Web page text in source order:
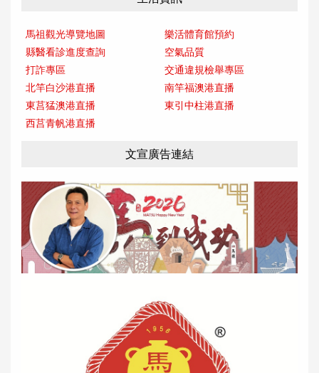
馬祖觀光導覽地圖
樂活體育館預約
縣醫看診進度查詢
空氣品質
打詐專區
交通違規檢舉專區
北竿白沙港直播
南竿福澳港直播
東莒猛澳港直播
東引中柱港直播
西莒青帆港直播
文宣廣告連結